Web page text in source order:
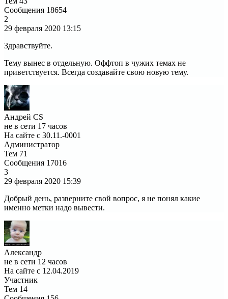
Сообщения 18654
2
29 февраля 2020 13:15
Здравствуйте.
Тему вынес в отдельную. Оффтоп в чужих темах не
приветствуется. Всегда создавайте свою новую тему.
Андрей CS
не в сети 17 часов
На сайте с 30.11.-0001
Администратор
Тем 71
Сообщения 17016
3
29 февраля 2020 15:39
Добрый день, разверните свой вопрос, я не понял какие
именно метки надо вывести.
Александр
не в сети 12 часов
На сайте с 12.04.2019
Участник
Тем 14